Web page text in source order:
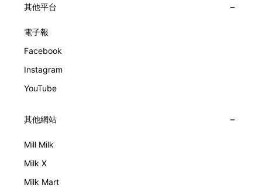
其他平台
電子報
Facebook
Instagram
YouTube
其他網站
Mill Milk
Milk X
Milk Mart